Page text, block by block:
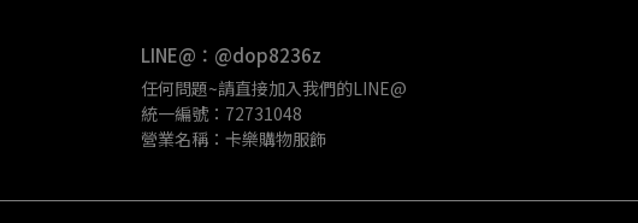
LINE@：@dop8236z
任何問題~請直接加入我們的LINE@
統一編號：72731048
營業名稱：卡樂購物服飾